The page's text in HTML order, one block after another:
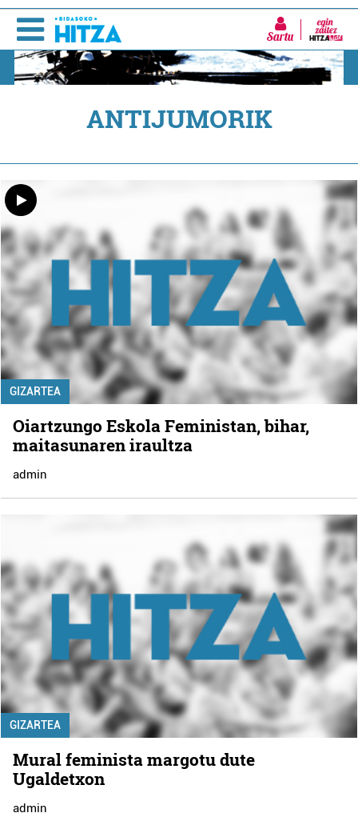
Sartu
ANTIJUMORIK
GIZARTEA
Oiartzungo Eskola Feministan, bihar,
maitasunaren iraultza
admin
GIZARTEA
Mural feminista margotu dute
Ugaldetxon
admin